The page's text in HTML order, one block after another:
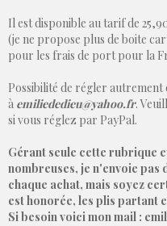
Il est disponible au tarif de
(je ne propose plus de boite
pour les frais de port pour la
Possibilité de régler
à emiliededieu@yahoo.fr.
si vous réglez par PayPal.
Gérant seule cette rubrique
nombreuses, je n'envoie pas
chaque achat, mais soyez
est honorée, les plis partant
Si besoin voici mon mail :